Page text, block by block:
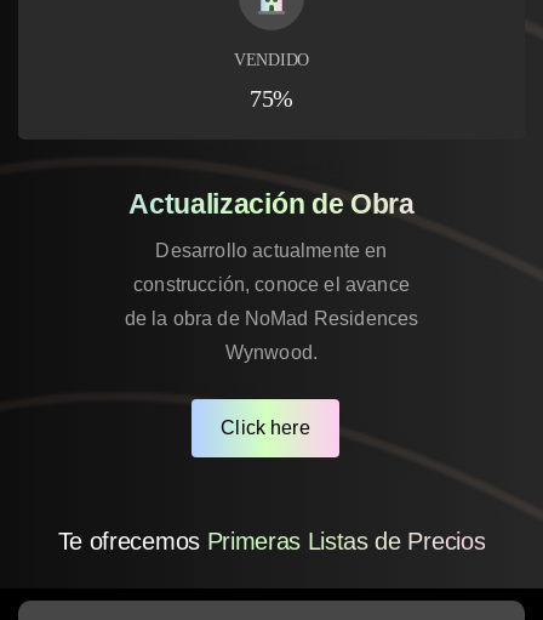
VENDIDO
75%
Actualización de Obra
Desarrollo actualmente en
construcción, conoce el avance
de la obra de NoMad Residences
Wynwood.
Click here
Te ofrecemos Primeras Listas de Precios